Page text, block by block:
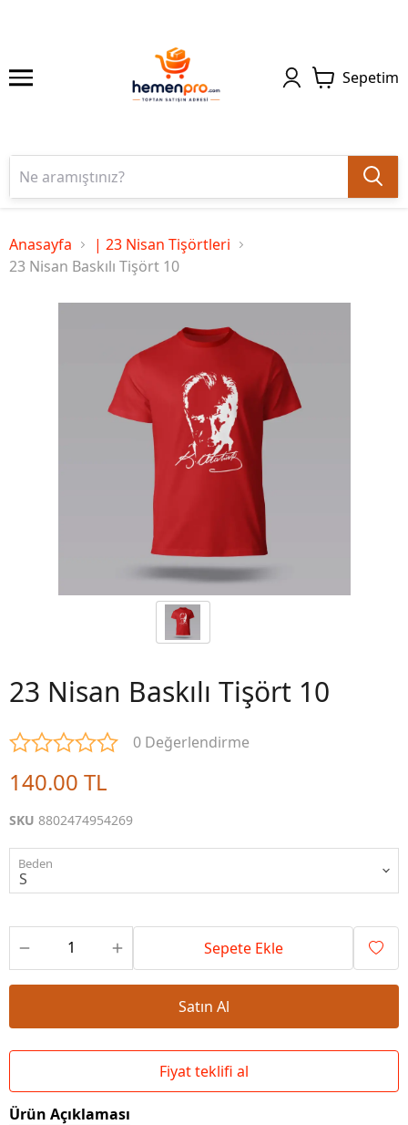
Sepetim
Anasayfa
| 23 Nisan Tişörtleri
23 Nisan Baskılı Tişört 10
23 Nisan Baskılı Tişört 10
0 Değerlendirme
140.00 TL
SKU 8802474954269
Beden
Sepete Ekle
Satın Al
Fiyat teklifi al
Ürün Açıklaması